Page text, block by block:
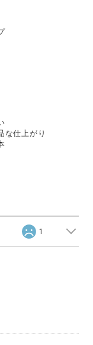
な仕上がり
1